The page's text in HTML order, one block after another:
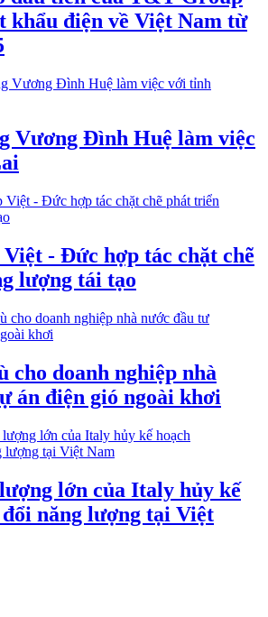
khẩu điện về Việt Nam từ
Vương Đình Huệ làm việc
- Đức hợp tác chặt chẽ
lượng tái tạo
cho doanh nghiệp nhà
án điện gió ngoài khơi
lớn của Italy hủy kế
năng lượng tại Việt